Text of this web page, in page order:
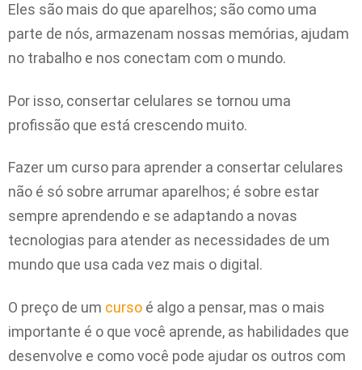
Eles são mais do que aparelhos; são como uma
parte de nós, armazenam nossas memórias, ajudam
no trabalho e nos conectam com o mundo.
Por isso, consertar celulares se tornou uma
profissão que está crescendo muito.
Fazer um curso para aprender a consertar celulares
não é só sobre arrumar aparelhos; é sobre estar
sempre aprendendo e se adaptando a novas
tecnologias para atender as necessidades de um
mundo que usa cada vez mais o digital.
O preço de um curso é algo a pensar, mas o mais
importante é o que você aprende, as habilidades que
desenvolve e como você pode ajudar os outros com